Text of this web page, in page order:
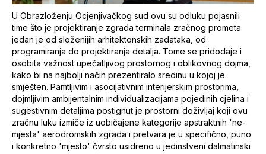
U Obrazloženju Ocjenjivačkog sud ovu su odluku pojasnili
time što je projektiranje zgrada terminala zračnog prometa
jedan je od složenijih arhitektonskih zadataka, od
programiranja do projektiranja detalja. Tome se pridodaje i
osobita važnost upečatljivog prostornog i oblikovnog dojma,
kako bi na najbolji način prezentiralo sredinu u kojoj je
smješten. Pamtljivim i asocijativnim interijerskim prostorima,
dojmljivim ambijentalnim individualizacijama pojedinih cjelina i
sugestivnim detaljima postignut je prostorni doživljaj koji ovu
zračnu luku izmiče iz uobičajene kategorije apstraktnih 'ne-
mjesta' aerodromskih zgrada i pretvara je u specifično, puno
i konkretno 'mjesto' čvrsto usidreno u jedinstveni dalmatinski